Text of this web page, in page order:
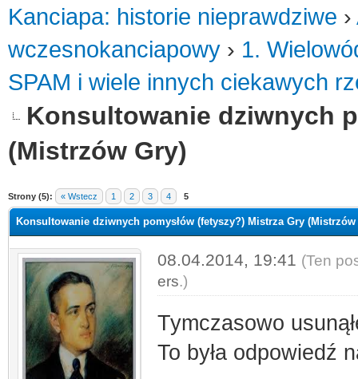
Kanciapa: historie nieprawdziwe ›
wczesnokanciapowy › 1.
SPAM i wiele innych ciekawych
Konsultowanie dziwnych
(Mistrzów Gry)
Strony (5): « Wstecz 1 2 3 4 5
Konsultowanie dziwnych pomysłów (fetyszy?) Mistrza Gry (Mistrzów
08.04.2014, 19:41 (Ten
ers.)
Tymczasowo
To była odpowiedź